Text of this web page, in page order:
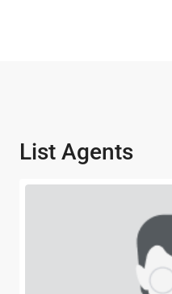
List Agents